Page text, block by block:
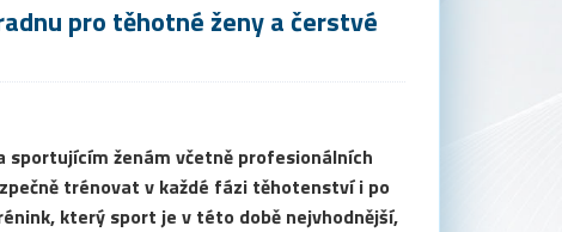
pro těhotné ženy a čerstvé
sportujícím ženám včetně profesionálních
trénovat v každé fázi těhotenství i po
který sport je v této době nejvhodnější,